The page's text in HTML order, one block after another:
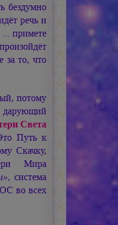
бездумно
речь и
... примете
за то, что
потому
дарующий
Света
Путь к
Скачку,
Мира
, система
во всех